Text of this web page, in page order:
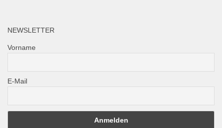
NEWSLETTER
Vorname
E-Mail